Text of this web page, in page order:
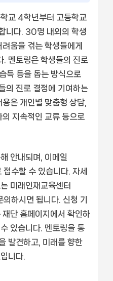
교 4학년부터 고등학교
니다. 30명 내외의 학생
움을 겪는 학생들에게
. 멘토링은 학생들의 진로
득 등을 돕는 방식으로
의 진로 결정에 기여하는
은 개인별 맞춤형 상담,
지속적인 교류 등으로
안내되며, 이메일
할 수 있습니다. 자세
미래인재교육센터
시면 됩니다. 신청 기
단 홈페이지에서 확인하
있습니다. 멘토링을 통
발견하고, 미래를 향한
니다.